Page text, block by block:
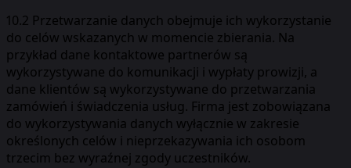
10.2 Przetwarzanie danych obejmuje ich wykorzystanie
do celów wskazanych w momencie zbierania. Na
przykład dane kontaktowe partnerów są
wykorzystywane do komunikacji i wypłaty prowizji, a
dane klientów są wykorzystywane do przetwarzania
zamówień i świadczenia usług. Firma jest zobowiązana
do wykorzystywania danych wyłącznie w zakresie
określonych celów i nieprzekazywania ich osobom
trzecim bez wyraźnej zgody uczestników.